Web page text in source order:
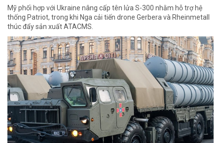
Mỹ phối hợp với Ukraine nâng cấp tên lửa S-300 nhằm hỗ trợ hệ
thống Patriot, trong khi Nga cải tiến drone Gerbera và Rheinmetall
thúc đẩy sản xuất ATACMS.